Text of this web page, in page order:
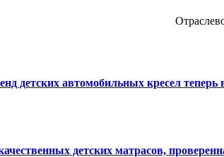
детских автомобильных кресел теперь
детских матрасов,